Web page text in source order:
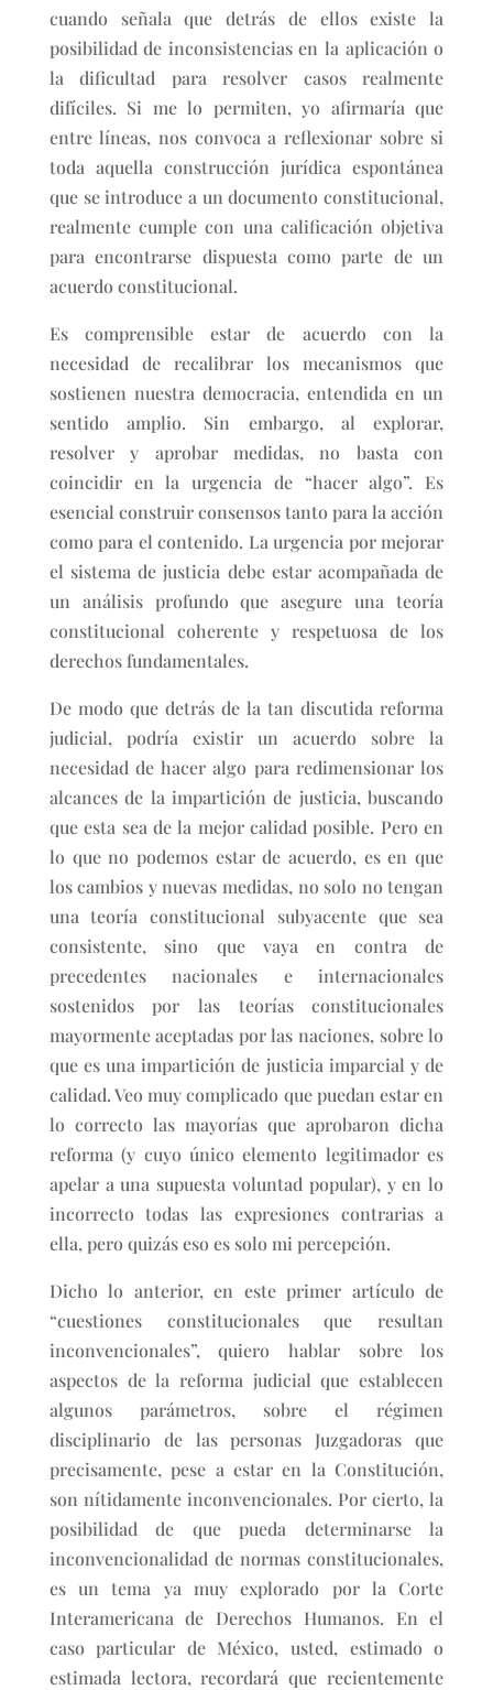
cuando señala que detrás de ellos existe la
posibilidad de inconsistencias en la aplicación o
la dificultad para resolver casos realmente
difíciles. Si me lo permiten, yo afirmaría que
entre líneas, nos convoca a reflexionar sobre si
toda aquella construcción jurídica espontánea
que se introduce a un documento constitucional,
realmente cumple con una calificación objetiva
para encontrarse dispuesta como parte de un
acuerdo constitucional.
Es comprensible estar de acuerdo con la
necesidad de recalibrar los mecanismos que
sostienen nuestra democracia, entendida en un
sentido amplio. Sin embargo, al explorar,
resolver y aprobar medidas, no basta con
coincidir en la urgencia de “hacer algo”. Es
esencial construir consensos tanto para la acción
como para el contenido. La urgencia por mejorar
el sistema de justicia debe estar acompañada de
un análisis profundo que asegure una teoría
constitucional coherente y respetuosa de los
derechos fundamentales.
De modo que detrás de la tan discutida reforma
judicial, podría existir un acuerdo sobre la
necesidad de hacer algo para redimensionar los
alcances de la impartición de justicia, buscando
que esta sea de la mejor calidad posible. Pero en
lo que no podemos estar de acuerdo, es en que
los cambios y nuevas medidas, no solo no tengan
una teoría constitucional subyacente que sea
consistente, sino que vaya en contra de
precedentes nacionales e internacionales
sostenidos por las teorías constitucionales
mayormente aceptadas por las naciones, sobre lo
que es una impartición de justicia imparcial y de
calidad. Veo muy complicado que puedan estar en
lo correcto las mayorías que aprobaron dicha
reforma (y cuyo único elemento legitimador es
apelar a una supuesta voluntad popular), y en lo
incorrecto todas las expresiones contrarias a
ella, pero quizás eso es solo mi percepción.
Dicho lo anterior, en este primer artículo de
“cuestiones constitucionales que resultan
inconvencionales”, quiero hablar sobre los
aspectos de la reforma judicial que establecen
algunos parámetros, sobre el régimen
disciplinario de las personas Juzgadoras que
precisamente, pese a estar en la Constitución,
son nítidamente inconvencionales. Por cierto, la
posibilidad de que pueda determinarse la
inconvencionalidad de normas constitucionales,
es un tema ya muy explorado por la Corte
Interamericana de Derechos Humanos. En el
caso particular de México, usted, estimado o
estimada lectora, recordará que recientemente